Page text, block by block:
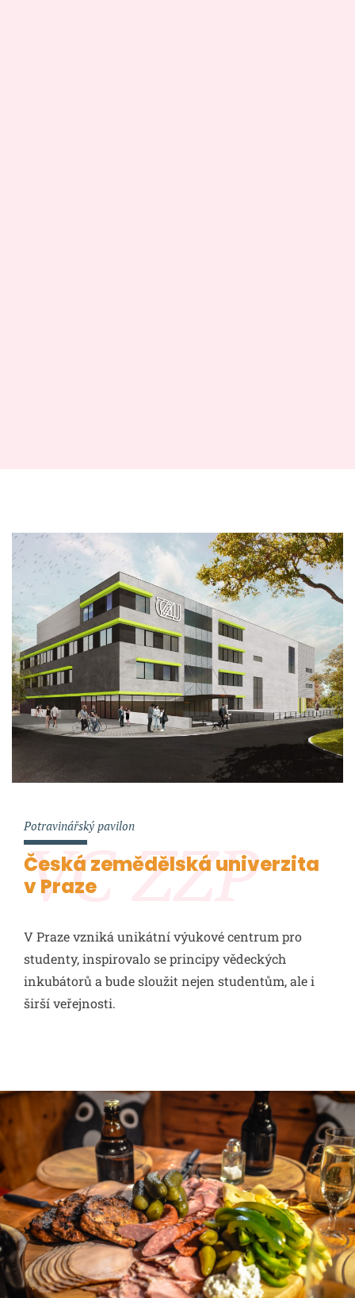
VC ZZP
Potravinářský pavilon
Česká zemědělská univerzita
v Praze
V Praze vzniká unikátní výukové centrum pro
studenty, inspirovalo se principy vědeckých
inkubátorů a bude sloužit nejen studentům, ale i
širší veřejnosti.